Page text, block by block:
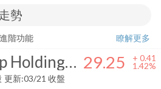
29.25
階功能
瞭解更多
Endeavor Group Holdings, Inc. 29.25 + 0.41
1.42%
更新:03/21 收盤